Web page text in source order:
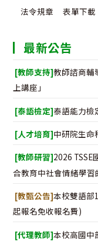
法令規章 表單下載
最新公告
[教師支持]教師諮商輔
上講座」
[泰語檢定]泰語能力檢
[人才培育]中研院生命
[教師研習]2026
合教育中社會情緒學習
[教甄公告]本校雙語部
起報名免收報名費)
[代理教師]本校高國中